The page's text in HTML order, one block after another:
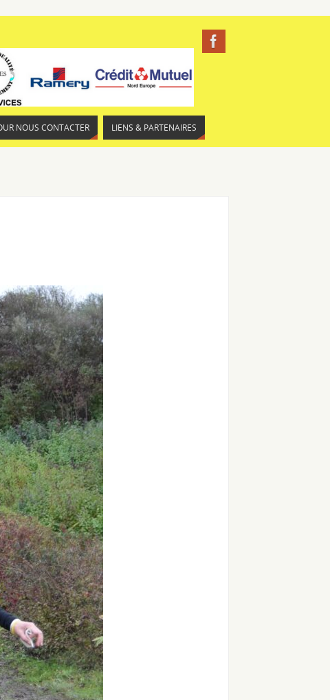
NOUS CONTACTER LIENS & PARTENAIRES